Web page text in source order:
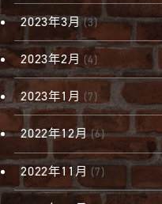
2023年3月(3)
2023年2月 (4)
2023年1月 (7)
2022年12月(6)
2022年11月 (7)